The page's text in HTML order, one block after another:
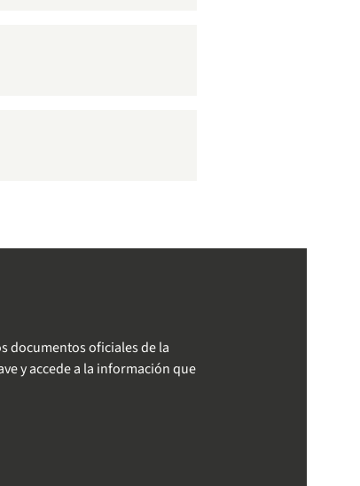
documentos oficiales de la
y accede a la información que